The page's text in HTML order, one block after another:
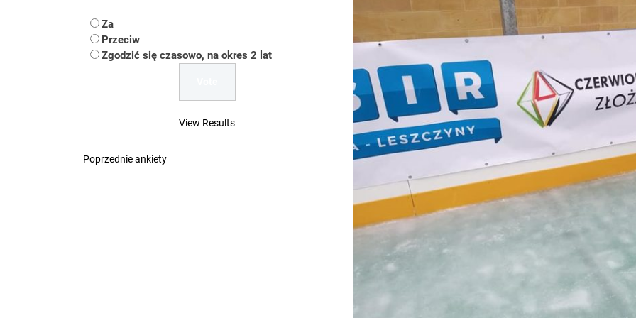
Uwaga Dębieńsko – woda nieprzydatna do spożycia!!!
Ilu mieszkańców ma Rybnik?
Dość komentowania kolejnych afer w ochronie zdrowia — czas zacząć mówić o
Za
Przeciw
Zgodzić się czasowo, na okres 2 lat
View Results
Poprzednie ankiety